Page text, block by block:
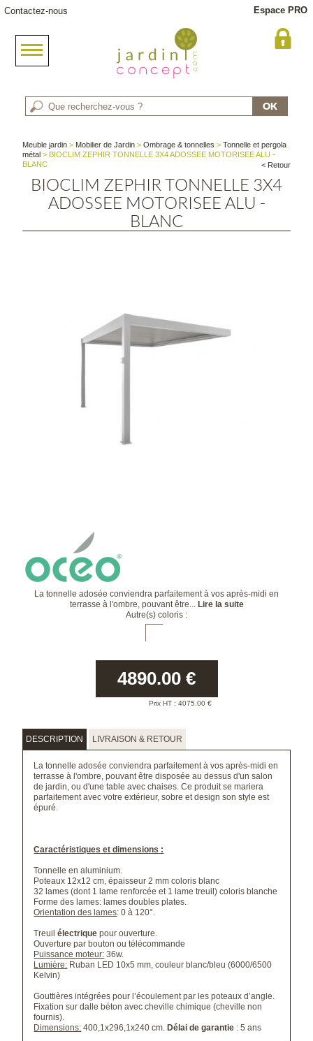
Contactez-nous Espace PRO
Meuble jardin > Mobilier de Jardin >Ombrage & tonnelles >Tonnelle et pergola
métal > BIOCLIM ZEPHIR TONNELLE 3X4 ADOSSEE MOTORISEE ALU -
BLANC
< Retour
BIOCLIM ZEPHIR TONNELLE 3X4
ADOSSEE MOTORISEE ALU -
BLANC
La tonnelle adosée conviendra parfaitement à vos après-midi en
terrasse à l'ombre, pouvant être... Lire la suite
Autre(s) coloris :
4890.00 €
Prix HT : 4075.00 €
DESCRIPTION LIVRAISON & RETOUR
La tonnelle adosée conviendra parfaitement à vos après-midi en
terrasse à l'ombre, pouvant être disposée au dessus d'un salon
de jardin, ou d'une table avec chaises. Ce produit se mariera
parfaitement avec votre extérieur, sobre et design son style est
épuré.
Caractéristiques et dimensions :
Tonnelle en aluminium.
Poteaux 12x12 cm, épaisseur 2 mm coloris blanc
32 lames (dont 1 lame renforcée et 1 lame treuil) coloris blanche
Forme des lames: lames doubles plates.
Orientation des lames: 0 à 120°.
Treuilélectriquepour ouverture.
Ouverture par bouton ou télécommande
Puissance moteur: 36w.
Lumière: Ruban LED 10x5 mm, couleur blanc/bleu (6000/6500
Kelvin)
Gouttières intégrées pour l’écoulement par les poteaux d’angle.
Fixation sur dalle béton avec cheville chimique (cheville non
fournis).
Dimensions: 400,1x296,1x240 cm. Délai de garantie : 5 ans